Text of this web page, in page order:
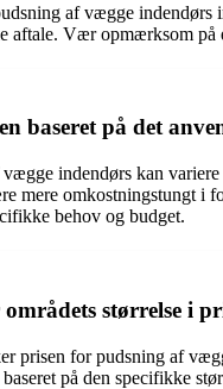
af vægge
aftale. Vær opmærksom på
baseret på det
indendørs kan
mere omkostningstungt i
behov og budget.
størrelse i
prisen for pudsning af
på den specifikke